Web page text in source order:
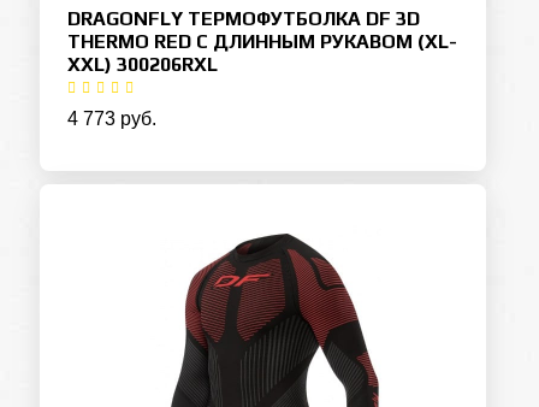
DRAGONFLY ТЕРМОФУТБОЛКА DF 3D
THERMO RED С ДЛИННЫМ РУКАВОМ (XL-
XXL) 300206RXL
4 773 руб.